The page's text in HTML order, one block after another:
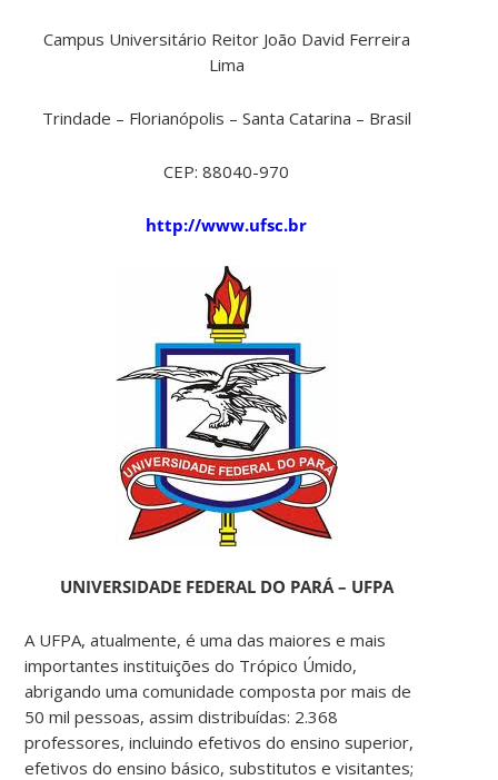
Campus Universitário Reitor João David Ferreira
Lima
Trindade – Florianópolis – Santa Catarina – Brasil
CEP: 88040-970
http://www.ufsc.br
UNIVERSIDADE FEDERAL DO PARÁ – UFPA
A UFPA, atualmente, é uma das maiores e mais
importantes instituições do Trópico Úmido,
abrigando uma comunidade composta por mais de
50 mil pessoas, assim distribuídas: 2.368
professores, incluindo efetivos do ensino superior,
efetivos do ensino básico, substitutos e visitantes;